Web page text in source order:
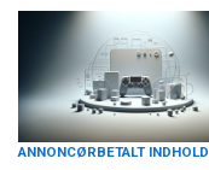
ANNONCØRBETALT INDHOLD